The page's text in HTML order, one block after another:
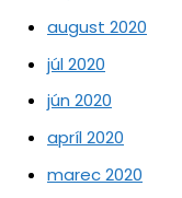
august 2020
júl 2020
jún 2020
apríl 2020
marec 2020